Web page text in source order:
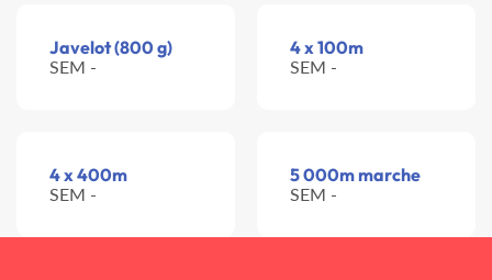
Javelot (800 g)
SEM -
4 x 100m
SEM -
4 x 400m
SEM -
5 000m marche
SEM -